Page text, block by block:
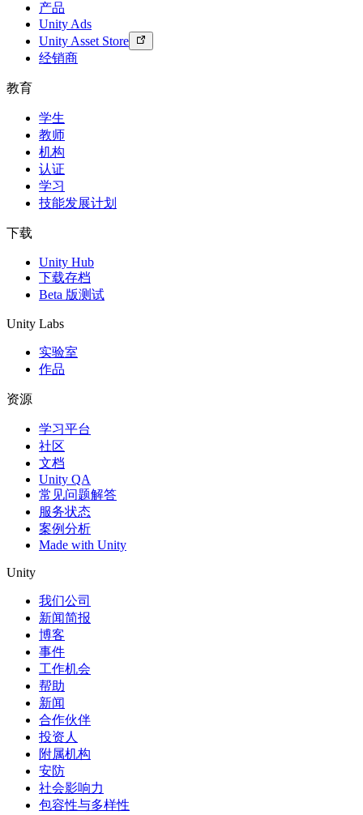
通过 Unity 投放广告
使用案例
移动游戏
使用 Unity 打造移动端爆款游戏
独立游戏
小团队也能做出大游戏
XR 游戏
跨平台发布 XR 游戏
多人游戏
简化多人游戏开发
博客
更新、信息和技术提示
新闻
新闻、故事和新闻中心
认证
证明您的Unity精通
产品
Unity Ads
Unity Asset Store
经销商
教育
学生
教师
机构
认证
学习
技能发展计划
下载
Unity Hub
下载存档
Beta 版测试
Unity Labs
实验室
作品
资源
学习平台
社区
文档
Unity QA
常见问题解答
服务状态
案例分析
Made with Unity
Unity
我们公司
新闻简报
博客
事件
工作机会
帮助
新闻
合作伙伴
投资人
附属机构
安防
社会影响力
包容性与多样性